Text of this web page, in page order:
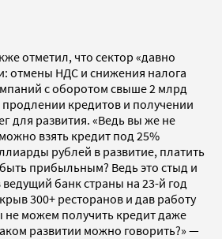
отметил, что сектор «давно
отмены НДС и снижения налога
с оборотом свыше 2 млрд
кредитов и получении
для развития. «Ведь вы же не
взять кредит под 25%
рублей в развитие, платить
прибыльным? Ведь это стыд и
банк страны на 23-й год
300+ ресторанов и дав работу
не можем получить кредит даже
развитии можно говорить?» —